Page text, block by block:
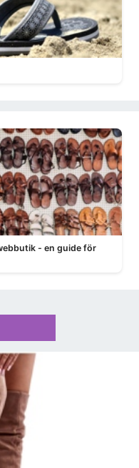
- en guide för